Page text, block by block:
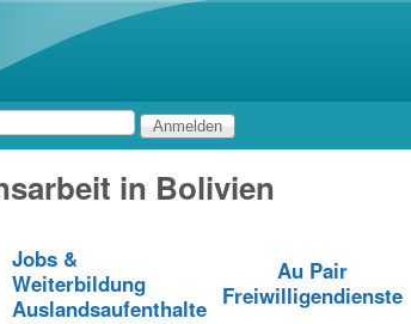
in Bolivien
Jobs &
Weiterbildung
Auslandsaufenthalte
Au Pair
Freiwilligendienste